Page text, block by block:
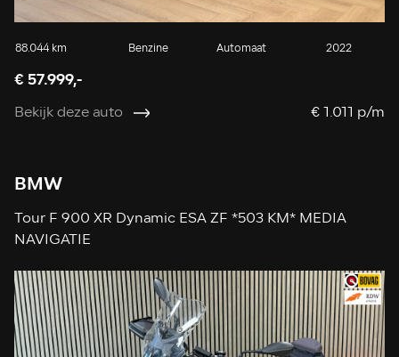
88.044 km Benzine Automaat 2022
€ 57.999,-
Bekijk deze auto € 1.011 p/m
BMW
Tour F 900 XR Dynamic ESA ZF *503 KM* MEDIA
NAVIGATIE